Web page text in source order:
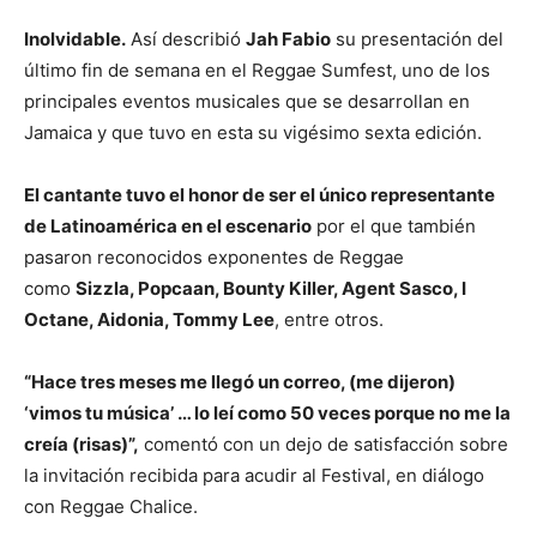
Inolvidable. Así describió Jah Fabio su presentación del
último fin de semana en el Reggae Sumfest, uno de los
principales eventos musicales que se desarrollan en
Jamaica y que tuvo en esta su vigésimo sexta edición.
El cantante tuvo el honor de ser el único representante
de Latinoamérica en el escenario por el que también
pasaron reconocidos exponentes de Reggae
como Sizzla, Popcaan, Bounty Killer, Agent Sasco, I
Octane, Aidonia, Tommy Lee, entre otros.
“Hace tres meses me llegó un correo, (me dijeron)
‘vimos tu música’ … lo leí como 50 veces porque no me la
creía (risas)”, comentó con un dejo de satisfacción sobre
la invitación recibida para acudir al Festival, en diálogo
con Reggae Chalice.